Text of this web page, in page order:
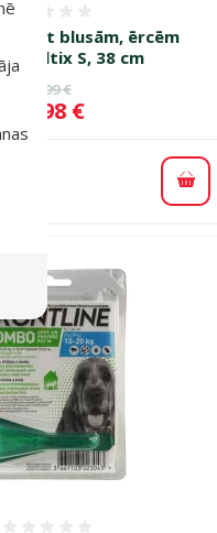
pret blusām, ērcēm
– Kiltix S, 38 cm
Oriģinālā cena
28,99 €
Cena
20,98 €